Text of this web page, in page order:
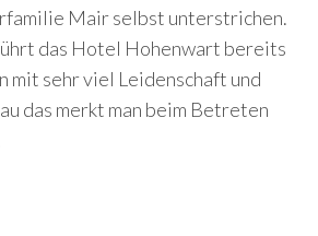
Mair selbst unterstrichen.
das Hotel Hohenwart bereits
mit sehr viel Leidenschaft und
das merkt man beim Betreten